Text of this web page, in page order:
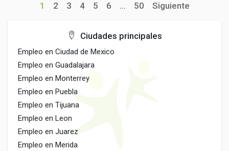
1 2 3 4 5 6 ... 50 Siguiente
Ciudades principales
Empleo en Ciudad de Mexico
Empleo en Guadalajara
Empleo en Monterrey
Empleo en Puebla
Empleo en Tijuana
Empleo en Leon
Empleo en Juarez
Empleo en Merida